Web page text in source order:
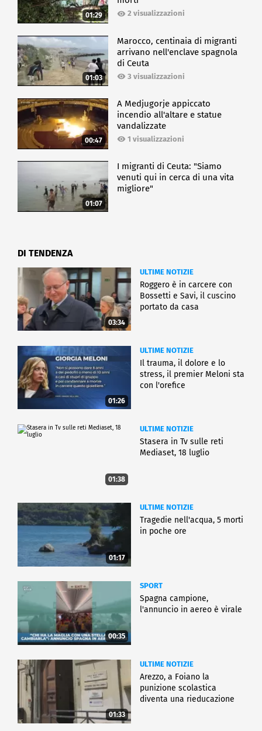
01:29 2 visualizzazioni
01:03
Marocco, centinaia di migranti
arrivano nell'enclave spagnola
di Ceuta
3 visualizzazioni
00:47
A Medjugorje appiccato
incendio all'altare e statue
vandalizzate
1 visualizzazioni
01:07
I migranti di Ceuta: "Siamo
venuti qui in cerca di una vita
migliore"
DI TENDENZA
03:34
ULTIME NOTIZIE
Roggero è in carcere con
Bossetti e Savi, il cuscino
portato da casa
01:26
ULTIME NOTIZIE
Il trauma, il dolore e lo
stress, il premier Meloni sta
con l'orefice
01:38
ULTIME NOTIZIE
Stasera in Tv sulle reti
Mediaset, 18 luglio
01:17
ULTIME NOTIZIE
Tragedie nell'acqua, 5 morti
in poche ore
00:35
SPORT
Spagna campione,
l'annuncio in aereo è virale
01:33
ULTIME NOTIZIE
Arezzo, a Foiano la
punizione scolastica
diventa una rieducazione